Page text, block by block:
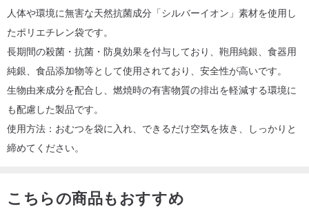
人体や環境に無害な天然抗菌成分「シルバーイオン」素材を使用し
たポリエチレン袋です。
長期間の殺菌・抗菌・防臭効果を付与しており、鞄用純銀、食器用
純銀、食品添加物等として使用されており、安全性が高いです。
生物由来成分を配合し、燃焼時の有害物質の排出を軽減する環境に
も配慮した製品です。
使用方法：おむつを袋に入れ、できるだけ空気を抜き、しっかりと
締めてください。
こちらの商品もおすすめ